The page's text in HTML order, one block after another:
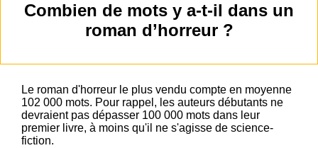
Combien de mots y a-t-il dans un
roman d’horreur ?
Le roman d'horreur le plus vendu compte en moyenne
102 000 mots. Pour rappel, les auteurs débutants ne
devraient pas dépasser 100 000 mots dans leur
premier livre, à moins qu'il ne s'agisse de science-
fiction.